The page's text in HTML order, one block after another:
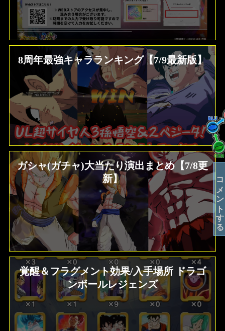
8周年最強キャラランキング【7/9最新版】
ガシャ(ガチャ)大当たり演出まとめ【7/8更
新】
覚醒＆フラグメント効果/入手場所 ドラゴ
ンボールレジェンズ
コメントする